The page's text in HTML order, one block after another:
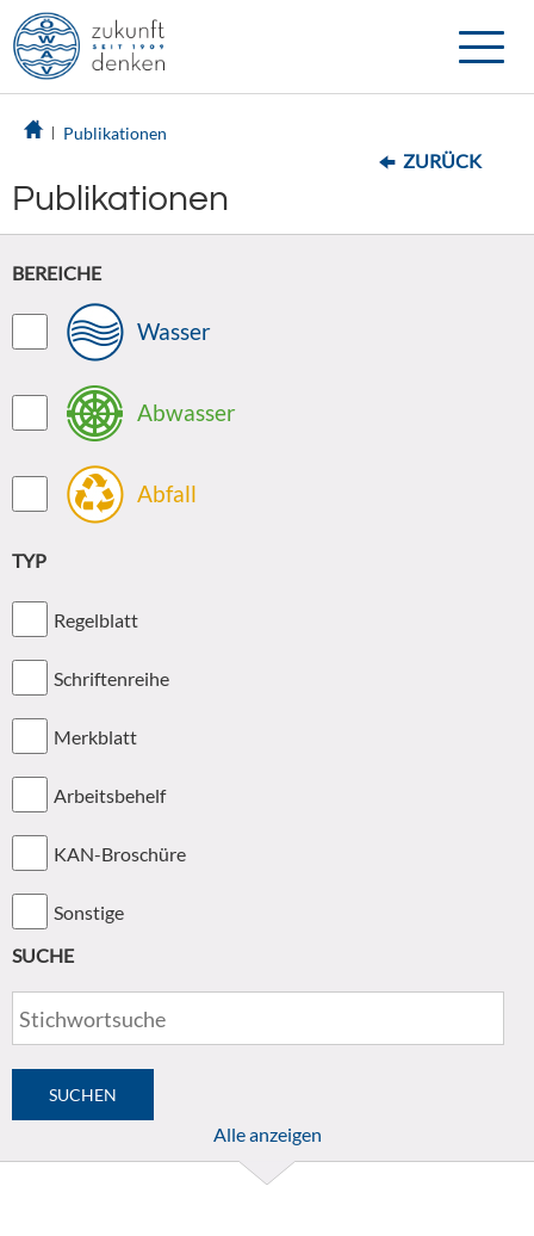
Toggle
Publikationen
ZURÜCK
Publikationen
BEREICHE
Wasser
Abwasser
Abfall
TYP
Regelblatt
Schriftenreihe
Merkblatt
Arbeitsbehelf
KAN-Broschüre
Sonstige
SUCHE
Alle anzeigen